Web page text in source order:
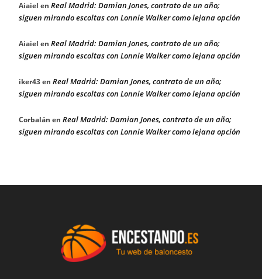
Aiaiel en Real Madrid: Damian Jones, contrato de un año;
siguen mirando escoltas con Lonnie Walker como lejana opción
Aiaiel en Real Madrid: Damian Jones, contrato de un año;
siguen mirando escoltas con Lonnie Walker como lejana opción
iker43en Real Madrid: Damian Jones, contrato de un año;
siguen mirando escoltas con Lonnie Walker como lejana opción
Corbalán en Real Madrid: Damian Jones, contrato de un año;
siguen mirando escoltas con Lonnie Walker como lejana opción